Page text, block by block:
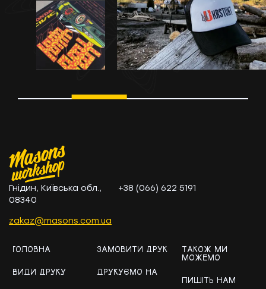
Гнідин, Київська обл.,
08340
+38 (066) 622 5191
zakaz@masons.com.ua
ГОЛОВНА
ВИДИ ДРУКУ
ЗАМОВИТИ ДРУК
ДРУКУЄМО НА
ТАКОЖ МИ
МОЖЕМО
ПИШІТЬ НАМ